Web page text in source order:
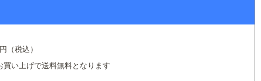
（税込）
買い上げで送料無料となります